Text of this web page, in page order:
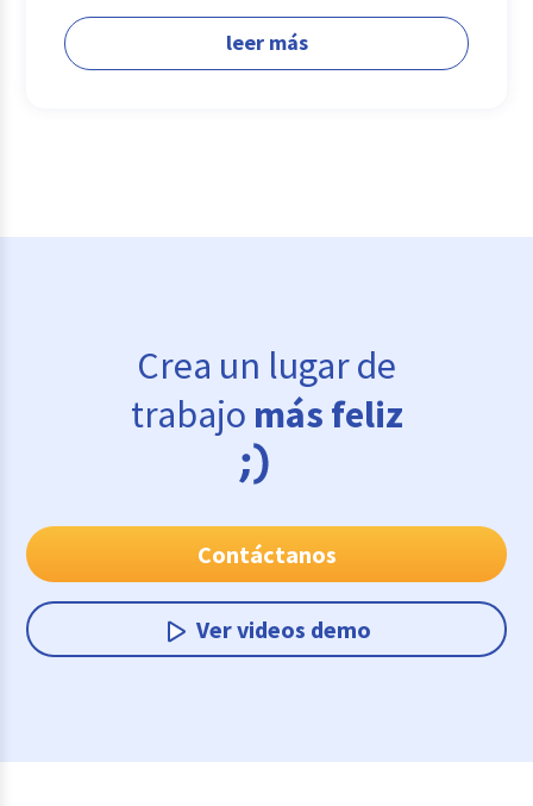
leer más
Crea un lugar de
trabajo más feliz
Contáctanos
Ver videos demo